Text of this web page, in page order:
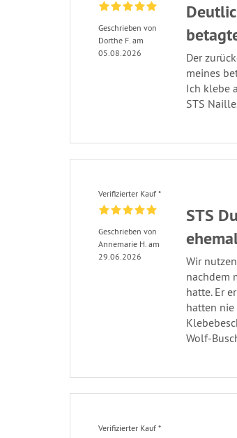
Geschrieben von
Dorthe F. am
05.08.2026
Der
meines
Ich klebe
STS
Verifizierter Kauf *
Geschrieben von
Annemarie H. am
29.06.2026
STS
Wir
nachdem
hatte. Er
hatten nie
Wolf-
Verifizierter Kauf *